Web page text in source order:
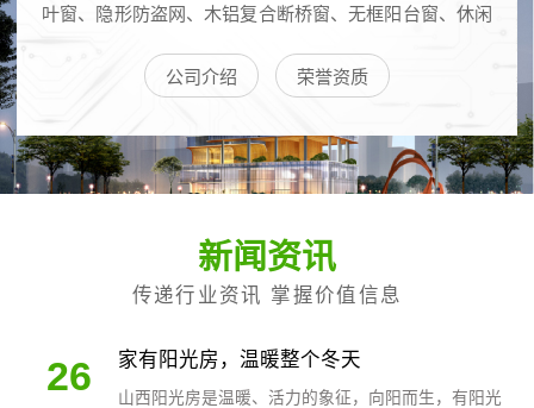
叶窗、隐形防盗网、木铝复合断桥窗、无框阳台窗、休闲
发、研究、生产、销售、安装、维护六大功能于一体。
公司介绍 荣誉资质
新闻资讯
传递行业资讯 掌握价值信息
26 家有阳光房，温暖整个冬天
山西阳光房是温暖、活力的象征，向阳而生，有阳光